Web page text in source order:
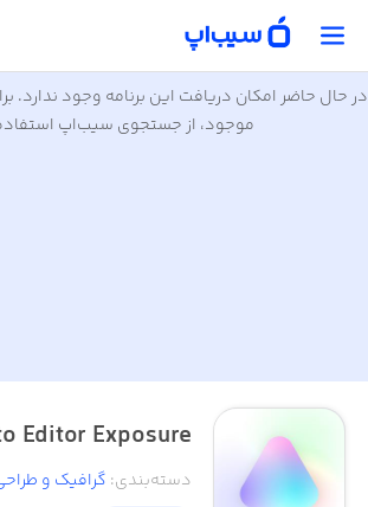
در حال حاضر امکان دریافت این برنامه وجود ندارد.
موجود، از جستجوی سیب‌اپ
Editor Exposure
دسته‌بندی: گرافیک و